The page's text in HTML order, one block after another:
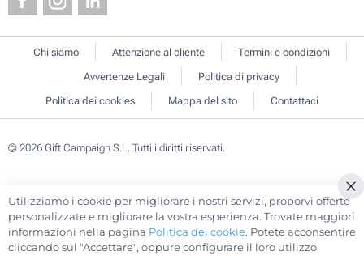
Chi siamo Attenzione al cliente
Termini e condizioni
Avvertenze Legali
Politica di privacy
Politica dei cookies
Mappa del sito Contattaci
© 2026 Gift Campaign S.L. Tutti i diritti riservati.
Utilizziamo i cookie per migliorare i nostri servizi, proporvi offerte
personalizzate e migliorare la vostra esperienza. Trovate maggiori
informazioni nella pagina Politica dei cookie. Potete acconsentire
cliccando sul "Accettare", oppure configurare il loro utilizzo.